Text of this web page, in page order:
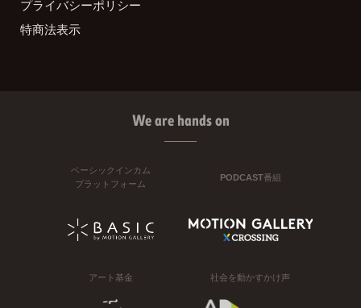
プライバシーポリシー
特商法表示
We are hands on
ベーシックインカム
プラットフォーム
PODCAST番組
アート基金 社会を動かすかけ声